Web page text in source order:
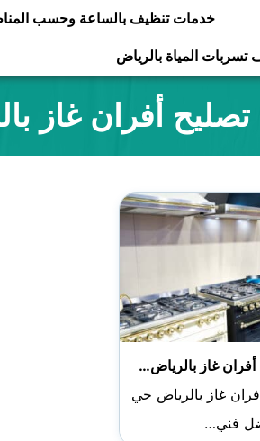
خدمات تنظيف بالساعة وحسب
المياة بالرياض
أفران غاز
غاز بالرياض…
غاز بالرياض حي
فني…